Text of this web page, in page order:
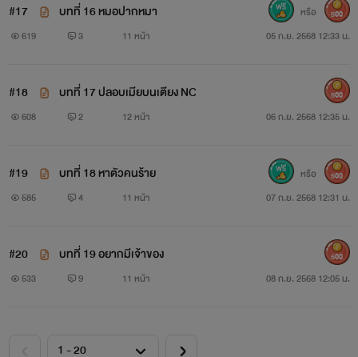
#17 บทที่ 16 หมอปากหมา
619 3 11 หน้า 05 ก.ย. 2568 12:33 น.
หรือ 500
#18 บทที่ 17 ปลอบเมียบนเตียง NC
608 2 12 หน้า 06 ก.ย. 2568 12:35 น.
500
#19 บทที่ 18 หาตัวคนร้าย
585 4 11 หน้า 07 ก.ย. 2568 12:31 น.
หรือ 500
#20 บทที่ 19 อยากมีเจ้าของ
533 9 11 หน้า 08 ก.ย. 2568 12:05 น.
500